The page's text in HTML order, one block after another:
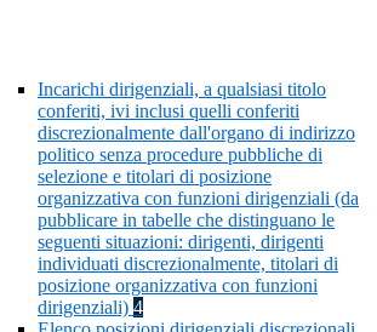
Incarichi dirigenziali, a qualsiasi titolo
conferiti, ivi inclusi quelli conferiti
discrezionalmente dall'organo di indirizzo
politico senza procedure pubbliche di
selezione e titolari di posizione
organizzativa con funzioni dirigenziali (da
pubblicare in tabelle che distinguano le
seguenti situazioni: dirigenti, dirigenti
individuati discrezionalmente, titolari di
posizione organizzativa con funzioni
dirigenziali) 4